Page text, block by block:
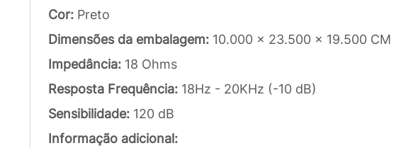
Cor: Preto
Dimensões da embalagem: 10.000 x 23.500 x 19.500 CM
Impedância: 18 Ohms
Resposta Frequência: 18Hz - 20KHz (-10 dB)
Sensibilidade: 120 dB
Informação adicional: